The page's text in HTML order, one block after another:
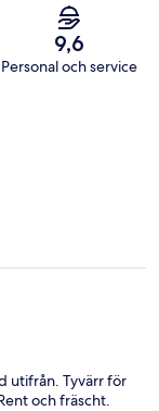
9,6
Personal och service
utifrån. Tyvärr för
och fräscht.